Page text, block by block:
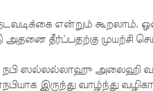
என்றும்
தீர்ப்பதற்கு முயற்சி
ஸல்லல்லாஹு அலைஹி
இருந்து வாழ்ந்து